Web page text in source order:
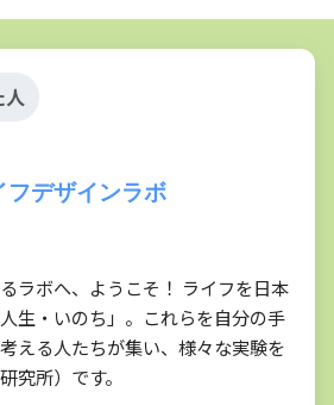
人
フデザインラボ
ラボへ、ようこそ！ ライフを日本
生・いのち」。これらを自分の手
える人たちが集い、様々な実験を
究所）です。